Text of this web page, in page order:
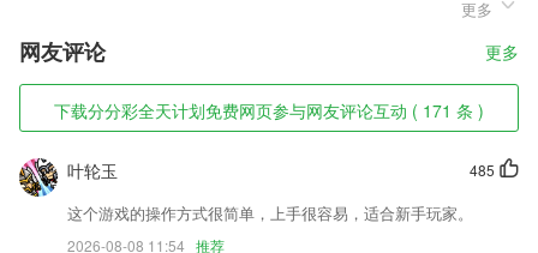
分分彩全天计划免费网页是一款经过小说进行改编的经典仙侠类动作冒险
手游，玩家在这款游戏中是可以体验到结婚的快乐，比较玩家在现实中结
婚不是那么简单的，但是在游戏中玩家可以找一个异性进行结婚，而且都
不需要什么彩礼和车房。
分分彩全天计划免费网页软件特色
1,公共服务设施、快递信息,便捷查询
2,手机在线管理没有任何的难度，你可以直接将台词内容导入到字幕中。
3,自动更新
更多
网友评论 更多
下载分分彩全天计划免费网页参与网友评论互动 ( 171 条 )
485
叶轮玉
这个游戏的操作方式很简单，上手很容易，适合新手玩家。
2026-08-08 11:54 推荐